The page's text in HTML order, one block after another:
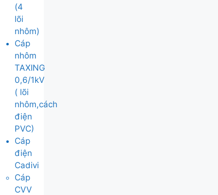
(4
lõi
nhôm)
Cáp
nhôm
TAXING
0,6/1kV
( lõi
nhôm,cách
điện
PVC)
Cáp
điện
Cadivi
Cáp
CVV